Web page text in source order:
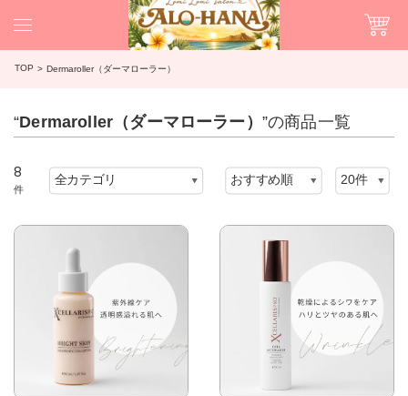
TOP Dermaroller（ダーマローラー）
“Dermaroller（ダーマローラー） ”の商品一覧
8
件